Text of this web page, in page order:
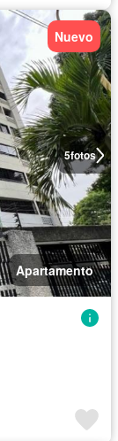
5fotos
Nuevo
Apartamento